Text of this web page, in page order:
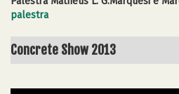
palestra
Concrete Show 2013